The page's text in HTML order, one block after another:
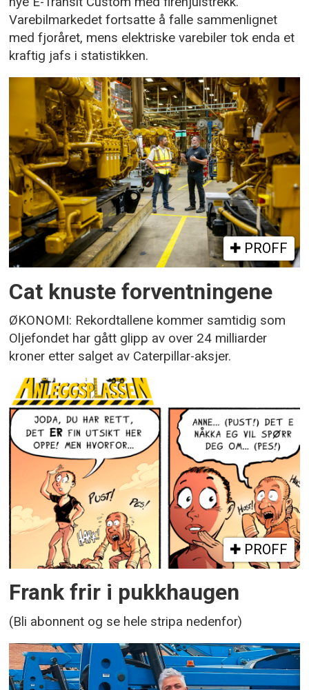
Varebilmarkedet fortsatte å falle sammenlignet
med fjoråret, mens elektriske varebiler tok enda et
kraftig jafs i statistikken.
PROFF
Cat knuste forventningene
ØKONOMI: Rekordtallene kommer samtidig som
Oljefondet har gått glipp av over 24 milliarder
kroner etter salget av Caterpillar-aksjer.
PROFF
Frank frir i pukkhaugen
(Bli abonnent og se hele stripa nedenfor)